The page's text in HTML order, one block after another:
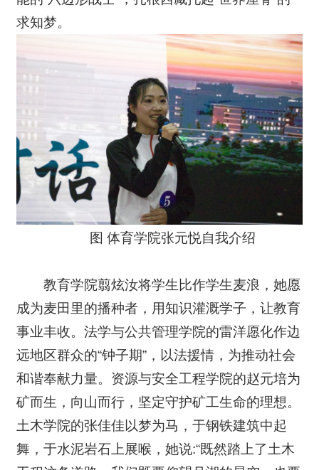
求知梦。
图 体育学院张元悦自我介绍
教育学院翦炫汝将学生比作学生麦浪，她愿
成为麦田里的播种者，用知识灌溉学子，让教育
事业丰收。法学与公共管理学院的雷洋愿化作边
远地区群众的“钟子期”，以法援情，为推动社会
和谐奉献力量。资源与安全工程学院的赵元培为
矿而生，向山而行，坚定守护矿工生命的理想。
土木学院的张佳佳以梦为马，于钢铁建筑中起
舞，于水泥岩石上展喉，她说:“既然踏上了土木